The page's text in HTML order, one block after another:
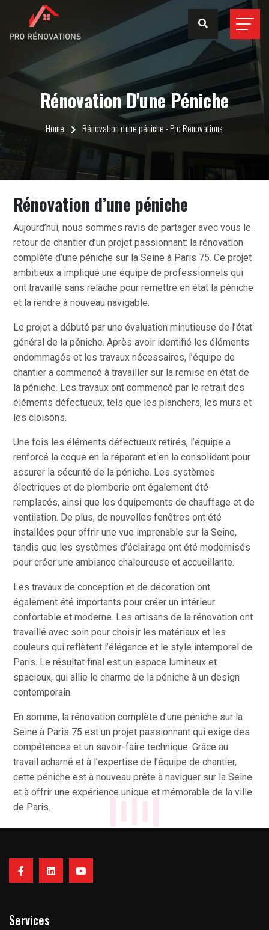
Rénovation D'une Péniche
Home Rénovation d'une péniche - Pro Rénovations
Rénovation d’une péniche
Aujourd’hui, nous sommes ravis de partager avec vous le
retour de chantier d’un projet passionnant: la rénovation
complète d’une péniche sur la Seine à Paris 75. Ce projet
ambitieux a impliqué une équipe de professionnels qui
ont travaillé sans relâche pour remettre en état la péniche
et la rendre à nouveau navigable.
Le projet a débuté par une évaluation minutieuse de l’état
général de la péniche. Après avoir identifié les éléments
endommagés et les travaux nécessaires, l’équipe de
chantier a commencé à travailler sur la remise en état de
la péniche. Les travaux ont commencé par le retrait des
éléments défectueux, tels que les planchers, les murs et
les cloisons.
Une fois les éléments défectueux retirés, l’équipe a
renforcé la coque en la réparant et en la consolidant pour
assurer la sécurité de la péniche. Les systèmes
électriques et de plomberie ont également été
remplacés, ainsi que les équipements de chauffage et de
ventilation. De plus, de nouvelles fenêtres ont été
installées pour offrir une vue imprenable sur la Seine,
tandis que les systèmes d’éclairage ont été modernisés
pour créer une ambiance chaleureuse et accueillante.
Les travaux de conception et de décoration ont
également été importants pour créer un intérieur
confortable et moderne. Les artisans de la rénovation ont
travaillé avec soin pour choisir les matériaux et les
couleurs qui reflètent l’élégance et le style intemporel de
Paris. Le résultat final est un espace lumineux et
spacieux, qui allie le charme de la péniche à un design
contemporain.
En somme, la rénovation complète d’une péniche sur la
Seine à Paris 75 est un projet passionnant qui exige des
compétences et un savoir-faire technique. Grâce au
travail acharné et à l’expertise de l’équipe de chantier,
cette péniche est à nouveau prête à naviguer sur la Seine
et à offrir une expérience unique et mémorable de la ville
de Paris.
Services